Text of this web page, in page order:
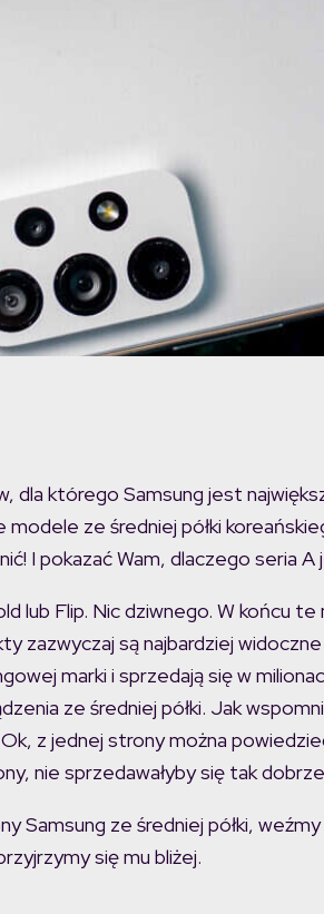
dla którego Samsung jest
ze średniej półki
I pokazać Wam, dlaczego seria
lub Flip. Nic dziwnego. W końcu
zazwyczaj są najbardziej
marki i sprzedają się w
ze średniej półki. Jak
z jednej strony można
nie sprzedawałyby się tak
Samsung ze średniej półki,
się mu bliżej.